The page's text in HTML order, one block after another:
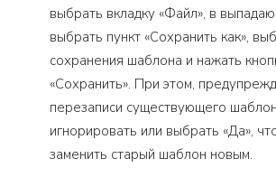
выбрать вкладку «Файл», в
выбрать пункт «Сохранить как»,
сохранения шаблона и нажать
«Сохранить». При этом,
перезаписи существующего
игнорировать или выбрать «Да»,
заменить старый шаблон новым.